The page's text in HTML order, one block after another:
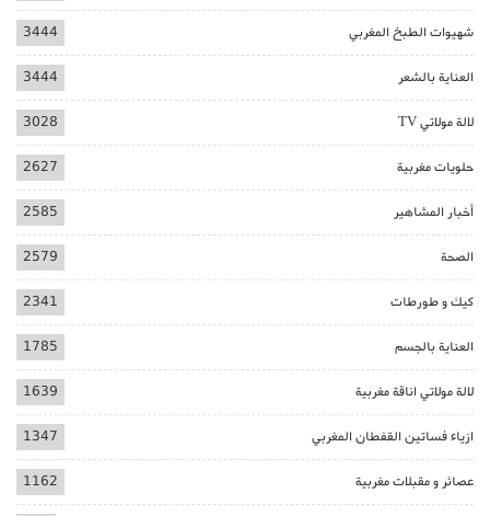
شهيوات الطبخ المغربي 3444
العناية بالشعر 3444
لالة مولاتي TV 3028
حلويات مغربية 2627
أخبار المشاهير 2585
الصحة 2579
كيك و طورطات 2341
العناية بالجسم 1785
لالة مولاتي اناقة مغربية 1639
ازياء فساتين القفطان المغربي 1347
عصائر و مقبلات مغربية 1162